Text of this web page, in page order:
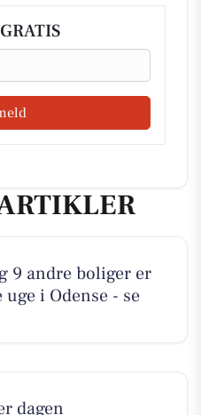
9 andre boliger er
i Odense - se
dagen